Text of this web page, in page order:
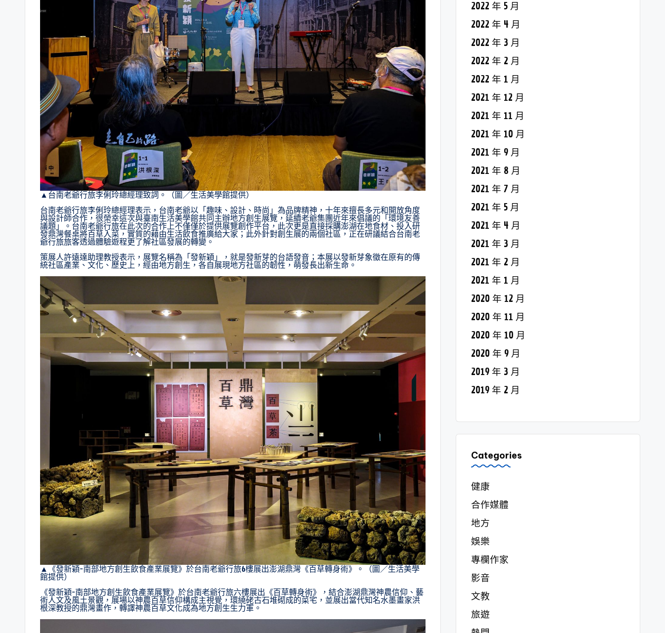
▲台南老爺行旅李俐玲總經理致詞。（圖／生活美學館提供）
台南老爺行旅李俐玲總經理表示，台南老爺以「趣味、設計、時尚」為品牌精神，十年來擅長多元和開放角度
與設計師合作，很榮幸這次與臺南生活美學館共同主辦地方創生展覽，延續老爺集團近年來倡議的「環境友善
議題」。台南老爺行旅在此次的合作上不僅僅於提供展覽創作平台，此次更是直接採購澎湖在地食材、投入研
發鼎灣餐桌將百草入菜，實質的藉由生活飲食推廣給大家；此外針對創生展的兩個社區，正在研議結合台南老
爺行旅旅客透過體驗遊程更了解社區發展的轉變。
策展人許遠達助理教授表示，展覽名稱為「發新穎」，就是發新芽的台語發音；本展以發新芽象徵在原有的傳
統社區產業、文化、歷史上，經由地方創生，各自展現地方社區的韌性，萌發長出新生命。
▲《發新穎-南部地方創生飲食產業展覽》於台南老爺行旅6樓展出澎湖鼎灣《百草轉身術》。（圖／生活美學
館提供）
《發新穎-南部地方創生飲食產業展覽》於台南老爺行旅六樓展出《百草轉身術》，結合澎湖鼎灣神農信仰、藝
術人文及風土景觀，展場以神農百草信仰構成主視覺，環繞硓古石堆砌成的菜宅，並展出當代知名水墨畫家洪
根深教授的鼎灣畫作，轉譯神農百草文化成為地方創生生力軍。
2022 年 5 月
2022 年 4 月
2022 年 3 月
2022 年 2 月
2022 年 1 月
2021 年 12 月
2021 年 11 月
2021 年 10 月
2021 年 9 月
2021 年 8 月
2021 年 7 月
2021 年 5 月
2021 年 4 月
2021 年 3 月
2021 年 2 月
2021 年 1 月
2020 年 12 月
2020 年 11 月
2020 年 10 月
2020 年 9 月
2019 年 3 月
2019 年 2 月
Categories
健康
合作媒體
地方
娛樂
專欄作家
影音
文教
旅遊